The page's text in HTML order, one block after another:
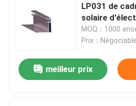
LP031 de
solaire
anticorrosion
MOQ：1000
Prix：Négociable
meilleur prix